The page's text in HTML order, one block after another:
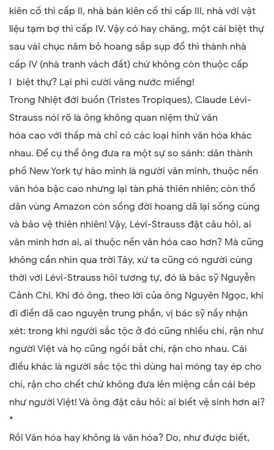
kiên cố thì cấp II, nhà bán kiên cố thì cấp III, nhà với vật
liệu tạm bợ thì cấp IV. Vậy có hay chăng, một cái biệt thự
sau vài chục năm bỏ hoang sắp sụp đổ thì thành nhà
cấp IV (nhà tranh vách đất) chứ không còn thuộc cấp
I biệt thự? Lại phì cười văng nước miếng!
Trong Nhiệt đới buồn (Tristes Tropiques), Claude Lévi-
Strauss nói rõ là ông không quan niệm thứ văn
hóa cao với thấp mà chỉ có các loại hình văn hóa khác
nhau. Để cụ thể ông đưa ra một sự so sánh: dân thành
phố New York tự hào mình là người văn minh, thuộc nền
văn hóa bậc cao nhưng lại tàn phá thiên nhiên; còn thổ
dân vùng Amazon còn sống đời hoang dã lại sống cùng
và bảo vệ thiên nhiên! Vậy, Lévi-Strauss đặt câu hỏi, ai
văn minh hơn ai, ai thuộc nền văn hóa cao hơn? Mà cũng
không cần nhìn qua trời Tây, xứ ta cũng có người cùng
thời với Lévi-Strauss hỏi tương tự, đó là bác sỹ Nguyễn
Cảnh Chi. Khi đó ông, theo lời của ông Nguyên Ngọc, khi
đi điền dã cao nguyên trung phần, vị bác sỹ nầy nhận
xét: trong khi người sắc tộc ở đó cũng nhiều chí, rận như
người Việt và họ cũng ngồi bắt chí, rận cho nhau. Cái
điều khác là người sắc tộc thì dùng hai móng tay ép cho
chí, rận cho chết chứ không đưa lên miệng cắn cái bép
như người Việt! Và ông đặt câu hỏi: ai biết vệ sinh hơn ai?
*
Rồi Văn hóa hay không là văn hóa? Do, như được biết,